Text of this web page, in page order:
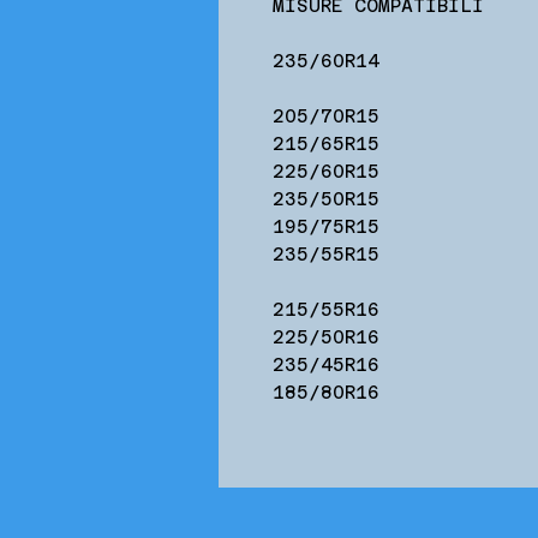
MISURE COMPATIBILI
235/60R14
205/70R15
215/65R15
225/60R15
235/50R15
195/75R15
235/55R15
215/55R16
225/50R16
235/45R16
185/80R16